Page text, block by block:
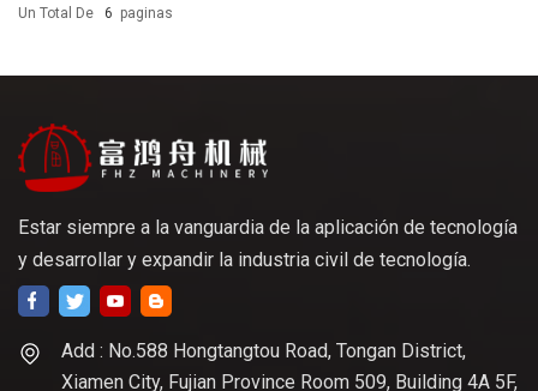
Un Total De 6 Paginas
Estar siempre a la vanguardia de la aplicación de tecnología
y desarrollar y expandir la industria civil de tecnología.
Add : No.588 Hongtangtou Road, Tongan District,
Xiamen City, Fujian Province Room 509, Building 4A 5F,